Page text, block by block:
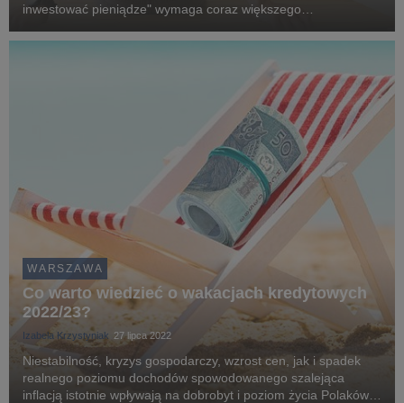
inwestować pieniądze" wymaga coraz większego
takich jak np. papiery wartościowe, złoto czy ropa naftowa
WARSZAWA
Co warto wiedzieć o wakacjach kredytowych
2022/23?
Izabela Krzystyniak 27 lipca 2022
Niestabilność, kryzys gospodarczy, wzrost cen, jak i spadek
realnego poziomu dochodów spowodowanego szalejąca
inflacją istotnie wpływają na dobrobyt i poziom życia Polaków.